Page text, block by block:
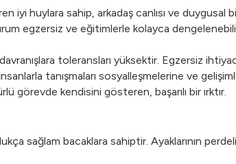
huylara sahip, arkadaş canlısı ve duygusal bir
egzersiz ve eğitimlerle kolayca
toleransları yüksektir. Egzersiz ihtiyacı
tanışmaları sosyalleşmelerine ve
görevde kendisini gösteren, başarılı bir ırktır.
sağlam bacaklara sahiptir. Ayaklarının perdeli